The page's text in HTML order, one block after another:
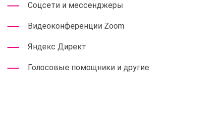
Соцсети и мессенджеры
Видеоконференции Zoom
Яндекс Директ
Голосовые помощники и другие